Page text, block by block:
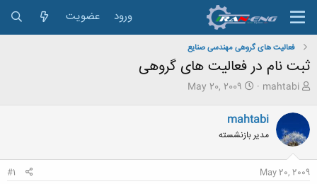
ورود عضویت
فعالیت های گروهی مهندسی صنایع
ثبت نام در فعالیت های گروهی
ش
و
ک
ن
ن
د
mahtabi
ت
ی
خ
ر
May 20, 2009
mahtabi
مدیر بازنشسته
May 20, 2009
#1